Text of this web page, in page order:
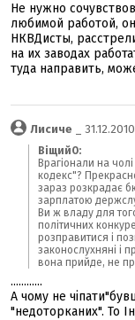
Не нужно
любимой работой,
НКВДисты,
на их заводах
туда направить,
Лисиче _
ВіщийО:
Врагіонали на
кодекс"?
зараз розкрадає
зарплатою
Ви ж владу для
політичних
розправитися і
законослухняні і
вона прийде, не
............
А чому не
"недоторканих". То